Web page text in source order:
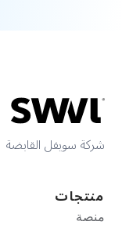
شركة سويفل القابضة
منتجات
منصة